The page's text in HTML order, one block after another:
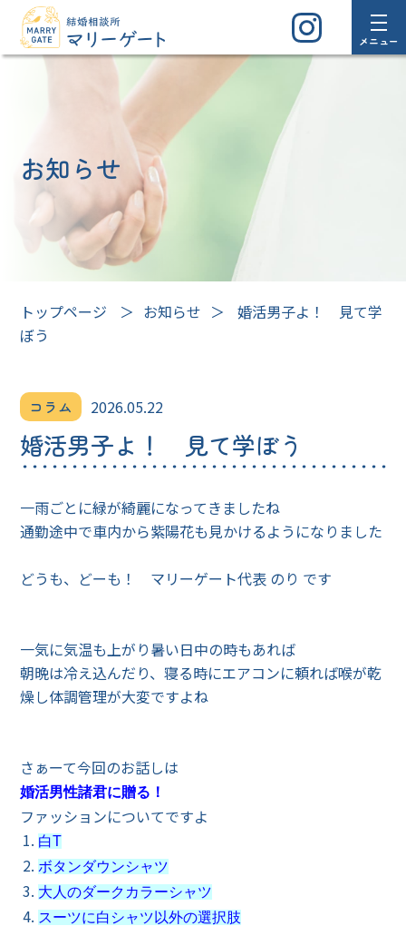
メニュー
お知らせ
トップページ ＞ お知らせ ＞
婚活男子よ！ 見て学
ぼう
コラム 2026.05.22
婚活男子よ！ 見て学ぼう
一雨ごとに緑が綺麗になってきましたね
通勤途中で車内から紫陽花も見かけるようになりました
どうも、どーも！ マリーゲート代表 のり です
一気に気温も上がり暑い日中の時もあれば
朝晩は冷え込んだり、寝る時にエアコンに頼れば喉が乾
燥し体調管理が大変ですよね
さぁーて今回のお話しは
婚活男性諸君に贈る！
ファッションについてですよ
白T
ボタンダウンシャツ
大人のダークカラーシャツ
スーツに白シャツ以外の選択肢